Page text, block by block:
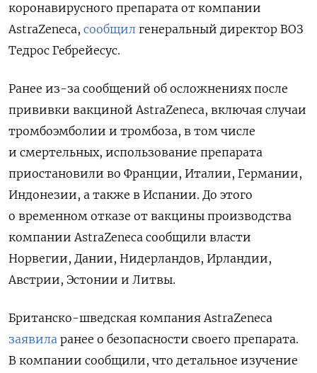
коронавирусного препарата от компании
AstraZeneca, сообщил генеральный директор ВОЗ
Тедрос Гебрейесус.
Ранее из-за сообщений об осложнениях после
прививки вакциной AstraZeneca, включая случаи
тромбоэмболии и тромбоза, в том числе
и смертельных, использование препарата
приостановили во Франции, Италии, Германии,
Индонезии, а также в Испании. До этого
о временном отказе от вакцины производства
компании AstraZeneca сообщили власти
Норвегии, Дании, Нидерландов, Ирландии,
Австрии, Эстонии и Литвы.
Британско-шведская компания AstraZeneca
заявила ранее о безопасности своего препарата.
В компании сообщили, что детальное изучение